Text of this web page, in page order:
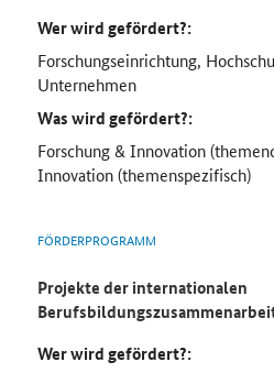
Wer wird gefördert?:
Forschungseinrichtung,
Unternehmen
Was wird gefördert?:
Forschung & Innovation
Innovation (themenspezifisch)
FÖRDERPROGRAMM
Projekte der internationalen
Wer wird gefördert?: